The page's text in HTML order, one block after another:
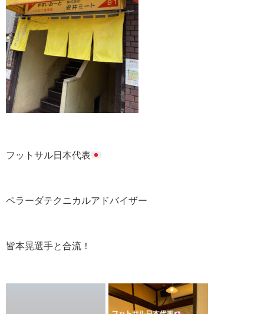
フットサル日本代表
ペラーダテクニカルアドバイザー
皆本晃選手と合流！